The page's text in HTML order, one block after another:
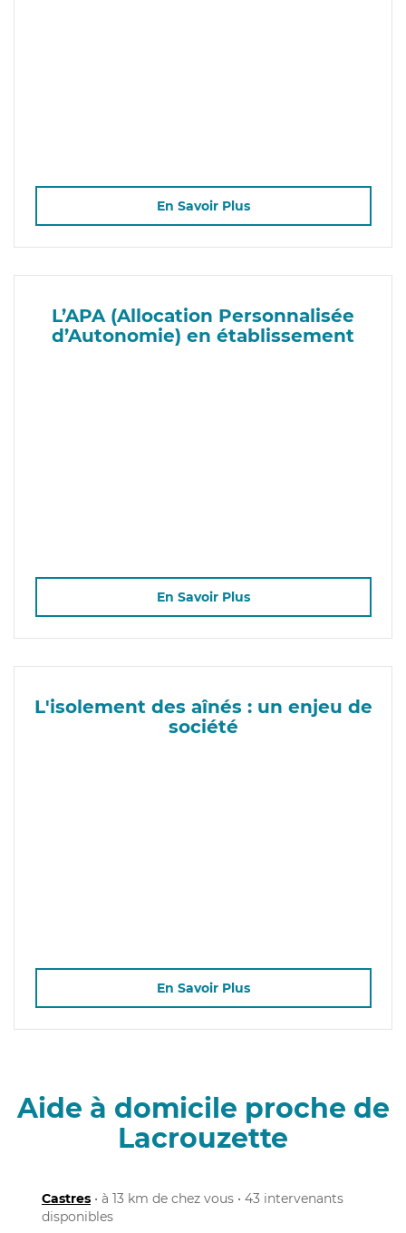
En Savoir Plus
L’APA (Allocation Personnalisée
d’Autonomie) en établissement
En Savoir Plus
L'isolement des aînés : un enjeu de
société
En Savoir Plus
Aide à domicile proche de
Lacrouzette
Castres • à 13 km de chez vous • 43 intervenants
disponibles